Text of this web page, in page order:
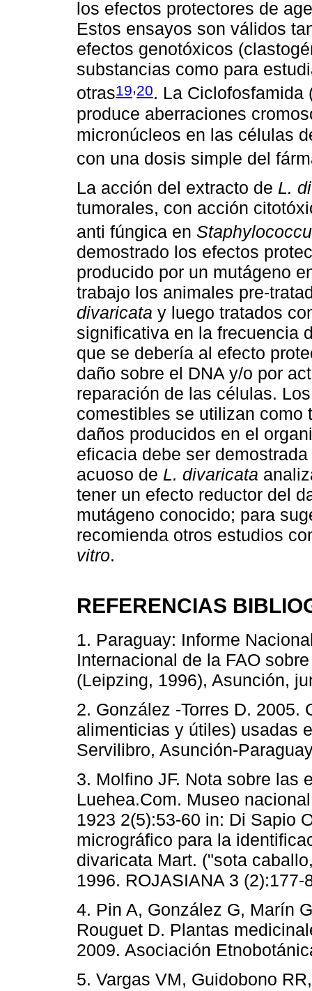
los efectos protectores de
Estos ensayos son válidos
efectos genotóxicos
substancias como para
otras19,20. La Ciclofosfamida
produce aberraciones
micronúcleos en las células
con una dosis simple del
La acción del extracto de L.
tumorales, con acción
anti fúngica en
demostrado los efectos
producido por un mutágeno
trabajo los animales pre-
divaricata y luego tratados
significativa en la frecuencia
que se debería al efecto
daño sobre el DNA y/o por
reparación de las células.
comestibles se utilizan como
daños producidos en el
eficacia debe ser
acuoso de L. divaricata
tener un efecto reductor del
mutágeno conocido; para
recomienda otros estudios
vitro.
REFERENCIAS
1. Paraguay: Informe
Internacional de la FAO
(Leipzing, 1996), Asunción,
2. González -Torres D. 2005.
alimenticias y útiles) usadas
Servilibro, Asunción-
3. Molfino JF. Nota sobre las
Luehea.Com. Museo
1923 2(5):53-60 in: Di Sapio
micrográfico para la
divaricata Mart. ("sota
1996. ROJASIANA 3
4. Pin A, González G, Marín
Rouguet D. Plantas
2009. Asociación
5. Vargas VM, Guidobono